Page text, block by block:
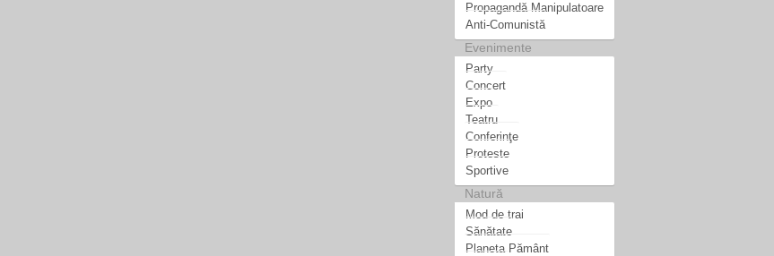
Propagandă Manipulatoare
Anti-Comunistă
Evenimente
Party
Concert
Expo
Teatru
Conferinţe
Proteste
Sportive
Natură
Mod de trai
Sănătate
Planeta Pământ